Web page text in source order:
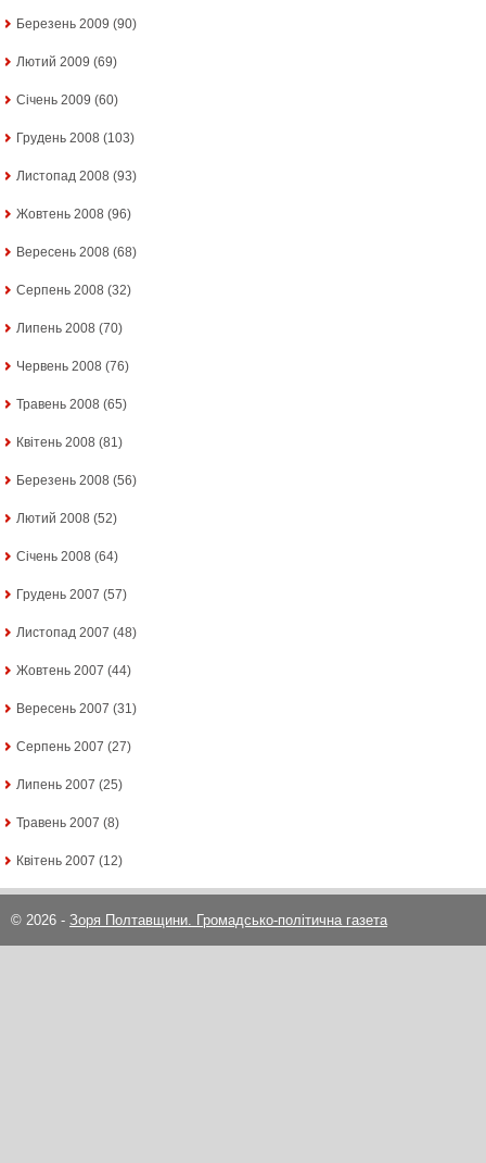
Березень 2009 (90)
Лютий 2009 (69)
Січень 2009 (60)
Грудень 2008 (103)
Листопад 2008 (93)
Жовтень 2008 (96)
Вересень 2008 (68)
Серпень 2008 (32)
Липень 2008 (70)
Червень 2008 (76)
Травень 2008 (65)
Квітень 2008 (81)
Березень 2008 (56)
Лютий 2008 (52)
Січень 2008 (64)
Грудень 2007 (57)
Листопад 2007 (48)
Жовтень 2007 (44)
Вересень 2007 (31)
Серпень 2007 (27)
Липень 2007 (25)
Травень 2007 (8)
Квітень 2007 (12)
© 2026 - Зоря Полтавщини. Громадсько-політична газета